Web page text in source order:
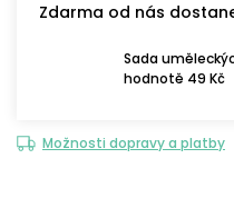
Zdarma od nás
Sada
hodnotě 49 Kč
Možnosti dopravy a platby